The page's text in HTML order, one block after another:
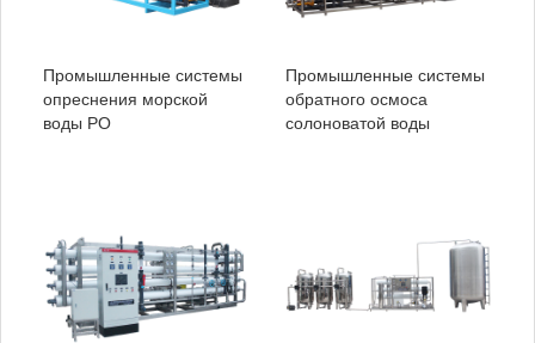
Промышленные системы
опреснения морской
воды РО
Промышленные системы
обратного осмоса
солоноватой воды